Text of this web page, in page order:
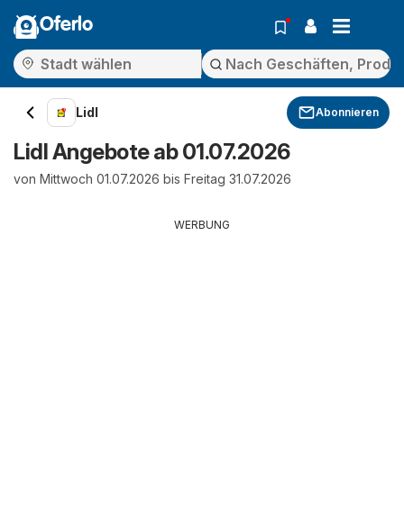
Oferlo
Lidl Abonnieren
Lidl Angebote ab 01.07.2026
von Mittwoch 01.07.2026 bis Freitag 31.07.2026
WERBUNG